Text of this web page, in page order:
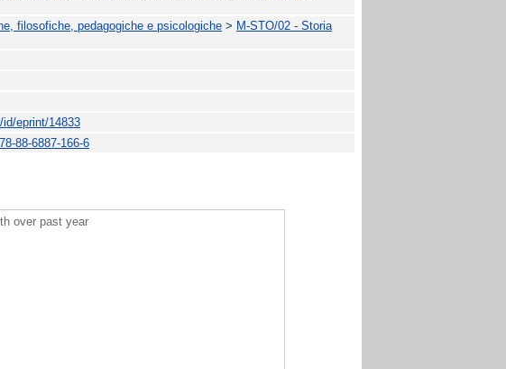
filosofiche, pedagogiche e psicologiche > M-STO/02 - Storia
eprint/14833
88-6887-166-6
over past year